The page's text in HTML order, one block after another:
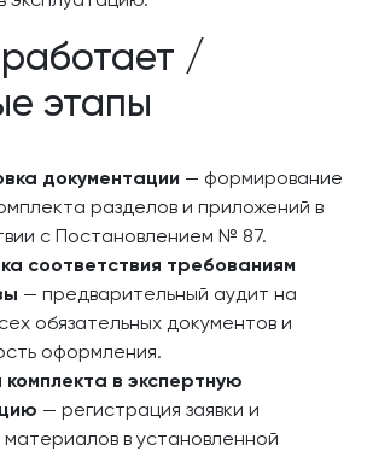
/
этапы
документации — формирование
разделов и приложений в
с Постановлением № 87.
соответствия требованиям
— предварительный аудит на
обязательных документов и
оформления.
в экспертную
— регистрация заявки и
в установленной